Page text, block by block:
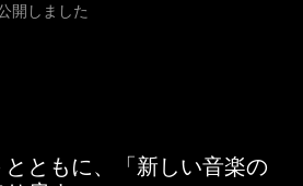
開しました
ともに、「新しい音楽の